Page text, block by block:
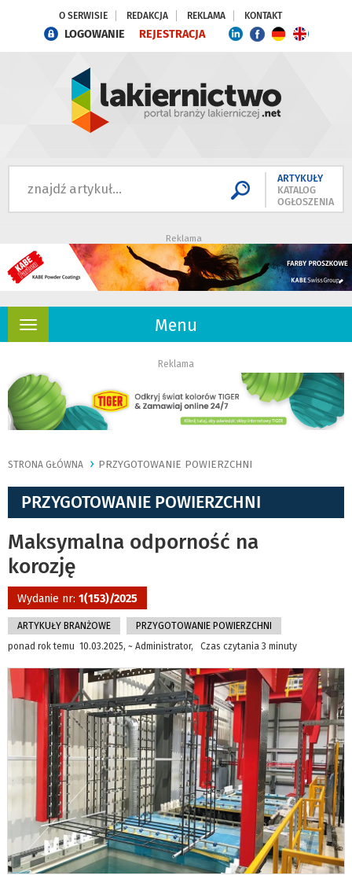
O SERWISIE REDAKCJA REKLAMA KONTAKT
LOGOWANIE REJESTRACJA
ARTYKUŁY
KATALOG
OGŁOSZENIA
Reklama
Menu
Rozwiń
Reklama
STRONA GŁÓWNA PRZYGOTOWANIE POWIERZCHNI
PRZYGOTOWANIE POWIERZCHNI
Maksymalna odporność na
korozję
Wydanie nr: 1(153)/2025
ARTYKUŁY BRANŻOWE
PRZYGOTOWANIE POWIERZCHNI
ponad rok temu 10.03.2025, ~ Administrator, Czas czytania 3 minuty